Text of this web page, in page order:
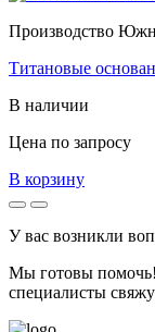
Производство
Титановые
В наличии
Цена по запросу
В корзину
У вас возникли
Мы готовы помочь!
специалисты